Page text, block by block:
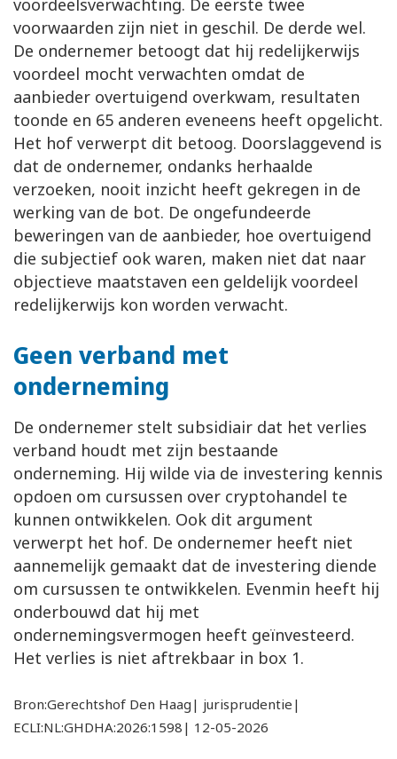
voordeelsverwachting. De eerste twee
voorwaarden zijn niet in geschil. De derde wel.
De ondernemer betoogt dat hij redelijkerwijs
voordeel mocht verwachten omdat de
aanbieder overtuigend overkwam, resultaten
toonde en 65 anderen eveneens heeft opgelicht.
Het hof verwerpt dit betoog. Doorslaggevend is
dat de ondernemer, ondanks herhaalde
verzoeken, nooit inzicht heeft gekregen in de
werking van de bot. De ongefundeerde
beweringen van de aanbieder, hoe overtuigend
die subjectief ook waren, maken niet dat naar
objectieve maatstaven een geldelijk voordeel
redelijkerwijs kon worden verwacht.
Geen verband met
onderneming
De ondernemer stelt subsidiair dat het verlies
verband houdt met zijn bestaande
onderneming. Hij wilde via de investering kennis
opdoen om cursussen over cryptohandel te
kunnen ontwikkelen. Ook dit argument
verwerpt het hof. De ondernemer heeft niet
aannemelijk gemaakt dat de investering diende
om cursussen te ontwikkelen. Evenmin heeft hij
onderbouwd dat hij met
ondernemingsvermogen heeft geïnvesteerd.
Het verlies is niet aftrekbaar in box 1.
Bron:Gerechtshof Den Haag| jurisprudentie|
ECLI:NL:GHDHA:2026:1598| 12-05-2026